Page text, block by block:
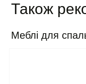
Також
Меблі для